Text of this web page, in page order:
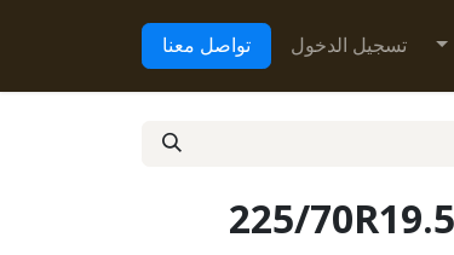
تسجيل الدخول تواصل معنا
225/